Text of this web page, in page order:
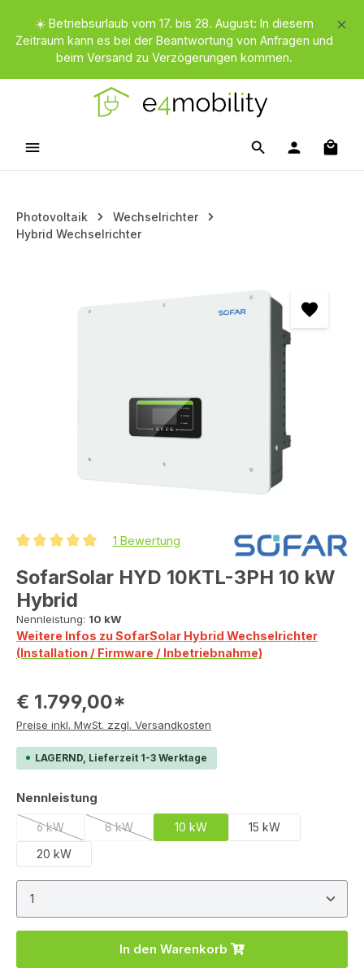
Zum Hauptinhalt springen
☀️ Betriebsurlaub vom 17. bis 28. August: In diesem
Zeitraum kann es bei der Beantwortung von Anfragen und
beim Versand zu Verzögerungen kommen.
Photovoltaik
Wechselrichter
Hybrid Wechselrichter
Durchschnittliche Bewertung von 5 von 5 Sternen
1 Bewertung
SofarSolar HYD 10KTL-3PH 10 kW
Hybrid
Nennleistung: 10 kW
Weitere Infos zu SofarSolar Hybrid Wechselrichter
(Installation / Firmware / Inbetriebnahme)
€ 1.799,00*
Preise inkl. MwSt. zzgl. Versandkosten
LAGERND, Lieferzeit 1-3 Werktage
Nennleistung
6 kW
(Diese Option ist zurzeit nicht verfügbar.)
8 kW
(Diese Option ist zurzeit nicht verfügbar.)
10 kW
15 kW
20 kW
Produkt Anzahl: Gib den gewünschten Wert ein
In den Warenkorb